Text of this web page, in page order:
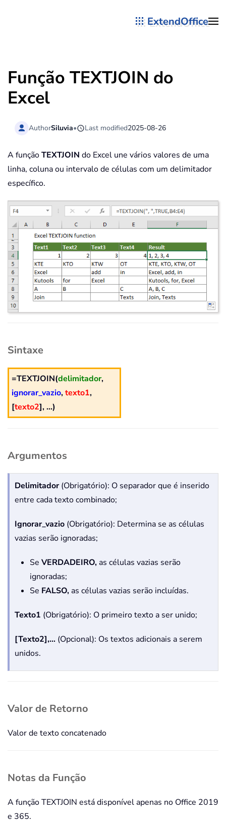
ExtendOffice
Função TEXTJOIN do
Excel
AuthorSiluvia• Last modified2025-08-26
A funçãoTEXTJOIN do Excel une vários valores de uma
linha, coluna ou intervalo de células com um delimitador
específico.
Sintaxe
=TEXTJOIN(delimitador,
ignorar_vazio,texto1,
[texto2], ...)
Argumentos
Delimitador(Obrigatório): O separador que é inserido
entre cada texto combinado;
Ignorar_vazio (Obrigatório): Determina se as células
vazias serão ignoradas;
Se VERDADEIRO, as células vazias serão
ignoradas;
Se FALSO, as células vazias serão incluídas.
Texto1 (Obrigatório): O primeiro texto a ser unido;
[Texto2],… (Opcional): Os textos adicionais a serem
unidos.
Valor de Retorno
Valor de texto concatenado
Notas da Função
A função TEXTJOIN está disponível apenas no Office 2019
e 365.